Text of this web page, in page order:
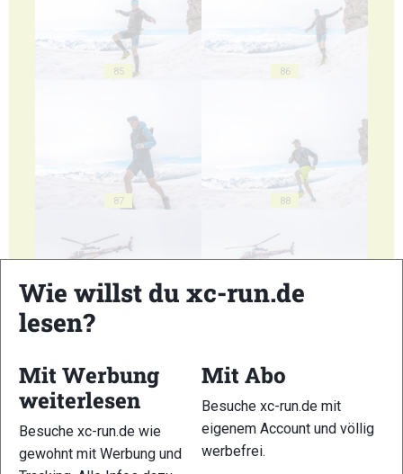
85 86
87 88
91
Wie willst du xc-run.de
lesen?
Mit Werbung
weiterlesen
Besuche xc-run.de wie
gewohnt mit Werbung und
Mit Abo
Besuche xc-run.de mit
eigenem Account und völlig
werbefrei.